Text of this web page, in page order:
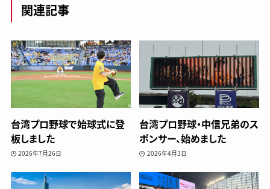
関連記事
台湾プロ野球で始球式に登
板しました
2026年7月26日
台湾プロ野球・中信兄弟のス
ポンサー、始めました
2026年4月3日